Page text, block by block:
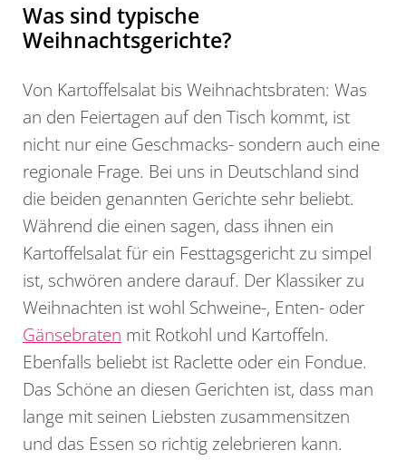
Was sind typische
Weihnachtsgerichte?
Von Kartoffelsalat bis Weihnachtsbraten: Was
an den Feiertagen auf den Tisch kommt, ist
nicht nur eine Geschmacks- sondern auch eine
regionale Frage. Bei uns in Deutschland sind
die beiden genannten Gerichte sehr beliebt.
Während die einen sagen, dass ihnen ein
Kartoffelsalat für ein Festtagsgericht zu simpel
ist, schwören andere darauf. Der Klassiker zu
Weihnachten ist wohl Schweine-, Enten- oder
Gänsebraten mit Rotkohl und Kartoffeln.
Ebenfalls beliebt ist Raclette oder ein Fondue.
Das Schöne an diesen Gerichten ist, dass man
lange mit seinen Liebsten zusammensitzen
und das Essen so richtig zelebrieren kann.